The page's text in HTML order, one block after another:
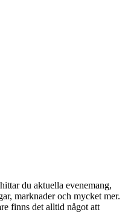
du aktuella evenemang,
marknader och mycket mer.
finns det alltid något att